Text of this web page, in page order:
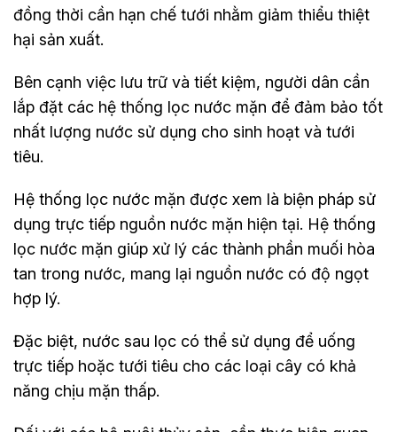
đồng thời cần hạn chế tưới nhằm giảm thiểu thiệt
hại sản xuất.
Bên cạnh việc lưu trữ và tiết kiệm, người dân cần
lắp đặt các hệ thống lọc nước mặn để đảm bảo tốt
nhất lượng nước sử dụng cho sinh hoạt và tưới
tiêu.
Hệ thống lọc nước mặn được xem là biện pháp sử
dụng trực tiếp nguồn nước mặn hiện tại. Hệ thống
lọc nước mặn giúp xử lý các thành phần muối hòa
tan trong nước, mang lại nguồn nước có độ ngọt
hợp lý.
Đặc biệt, nước sau lọc có thể sử dụng để uống
trực tiếp hoặc tưới tiêu cho các loại cây có khả
năng chịu mặn thấp.